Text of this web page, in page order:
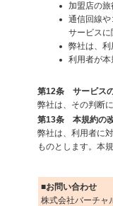
加盟店の
通信回線
サービス
弊社は、
利用者が
第12条 サービス
弊社は、その判断
第13条 本規約の
弊社は、利用者に
ものとします。本
■お問い合わせ
株式会社バーチャ